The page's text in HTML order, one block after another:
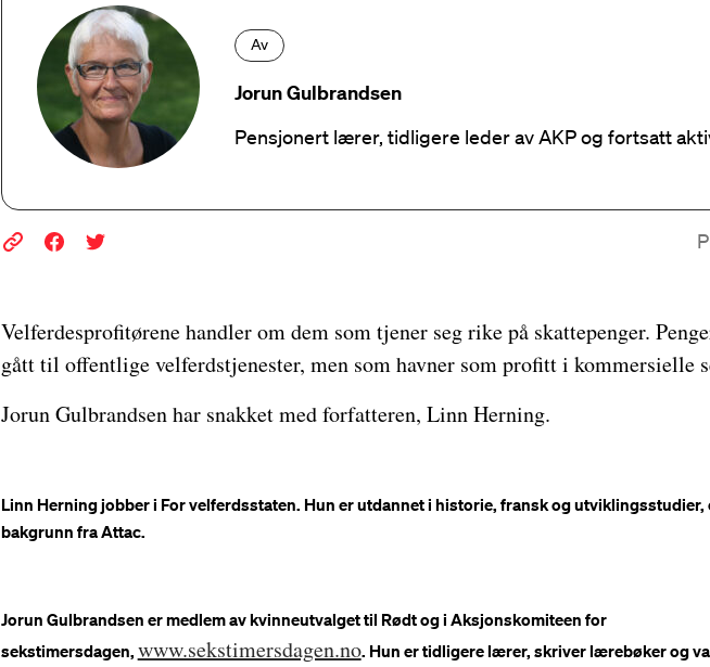
Av
Jorun Gulbrandsen
Pensjonert lærer, tidligere leder av AKP og fortsatt
Velferdesprofitørene handler om dem som tjener seg rike på skattepenger.
gått til offentlige velferdstjenester, men som havner som profitt i kommersielle
Jorun Gulbrandsen har snakket med forfatteren, Linn Herning.
Linn Herning jobber i For velferdsstaten. Hun er utdannet i historie, fransk og
bakgrunn fra Attac.
Jorun Gulbrandsen er medlem av kvinneutvalget til Rødt og i Aksjonskomiteen for
sekstimersdagen, www.sekstimersdagen.no. Hun er tidligere lærer, skriver lærebøker og